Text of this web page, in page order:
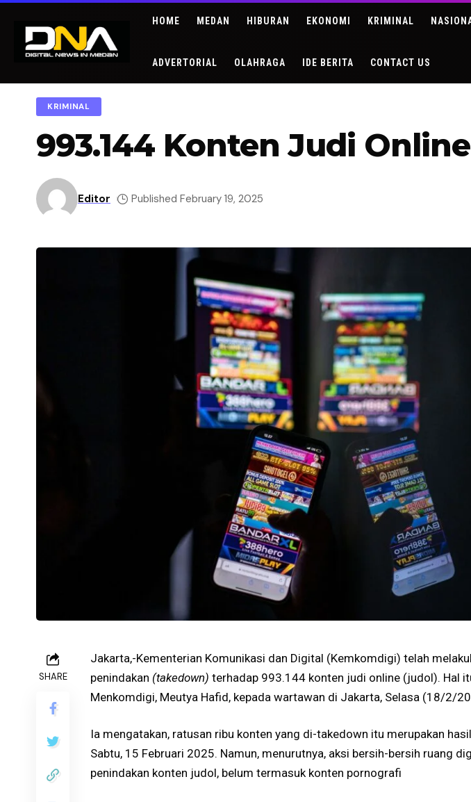
HOME MEDAN HIBURAN EKONOMI KRIMINAL
ADVERTORIAL OLAHRAGA IDE BERITA CONTACT US
KRIMINAL
993.144 Konten Judi
Editor Published February 19, 2025
SHARE
Jakarta,-Kementerian Komunikasi dan Digital (Kemkomdigi) telah
penindakan (takedown) terhadap 993.144 konten judi online (judol). Hal
Menkomdigi, Meutya Hafid, kepada wartawan di Jakarta, Selasa (18/2/
Ia mengatakan, ratusan ribu konten yang di-takedown itu merupakan
Sabtu, 15 Februari 2025. Namun, menurutnya, aksi bersih-bersih ruang
penindakan konten judol, belum termasuk konten pornografi